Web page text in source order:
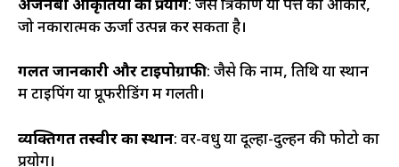
अजनबी आकृतियों का प्रयोग: जैसे त्रिकोण या पत्ते का आकार,
जो नकारात्मक ऊर्जा उत्पन्न कर सकता है।
गलत जानकारी और टाइपोग्राफी: जैसे कि नाम, तिथि या स्थान
में टाइपिंग या प्रूफरीडिंग में गलती।
व्यक्तिगत तस्वीर का स्थान: वर-वधु या दूल्हा-दुल्हन की फोटो का
प्रयोग।